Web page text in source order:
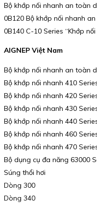
Bộ khớp nối nhanh an toàn
0B120 Bộ khớp nối nhanh
0B140 C-10 Series “Khớp
AIGNEP Việt Nam
Bộ khớp nối nhanh an toàn
Bộ khớp nối nhanh 410
Bộ khớp nối nhanh 420
Bộ khớp nối nhanh 430
Bộ khớp nối nhanh 440
Bộ khớp nối nhanh 460
Bộ khớp nối nhanh 470
Bộ dụng cụ đa năng 63000
Súng thổi hơi
Dòng 300
Dòng 340